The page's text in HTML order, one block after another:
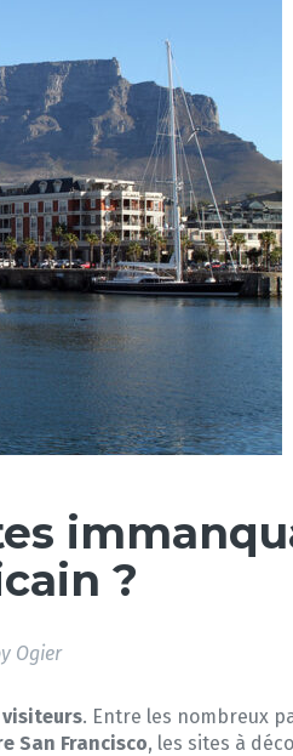
?
Ogier
. Entre les nombreux
San Francisco, les sites à